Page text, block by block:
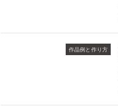
作品例と作り方